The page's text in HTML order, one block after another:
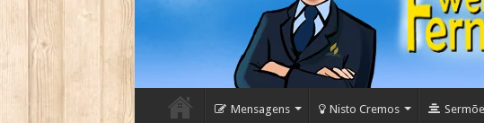
Mensagens Nisto Cremos